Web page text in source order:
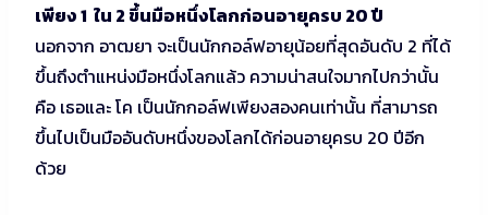
เพียง 1 ใน 2 ขึ้นมือหนึ่งโลกก่อนอายุครบ 20 ปี
นอกจาก อาฒยา จะเป็นนักกอล์ฟอายุน้อยที่สุดอันดับ 2 ที่ได้
ขึ้นถึงตำแหน่งมือหนึ่งโลกแล้ว ความน่าสนใจมากไปกว่านั้น
คือ เธอและ โค เป็นนักกอล์ฟเพียงสองคนเท่านั้น ที่สามารถ
ขึ้นไปเป็นมืออันดับหนึ่งของโลกได้ก่อนอายุครบ 20 ปีอีก
ด้วย